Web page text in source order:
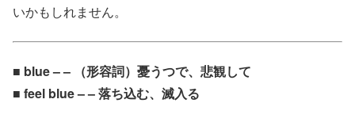
いかもしれません。
■ blue – – （形容詞）憂うつで、悲観して
■ feel blue – – 落ち込む、滅入る